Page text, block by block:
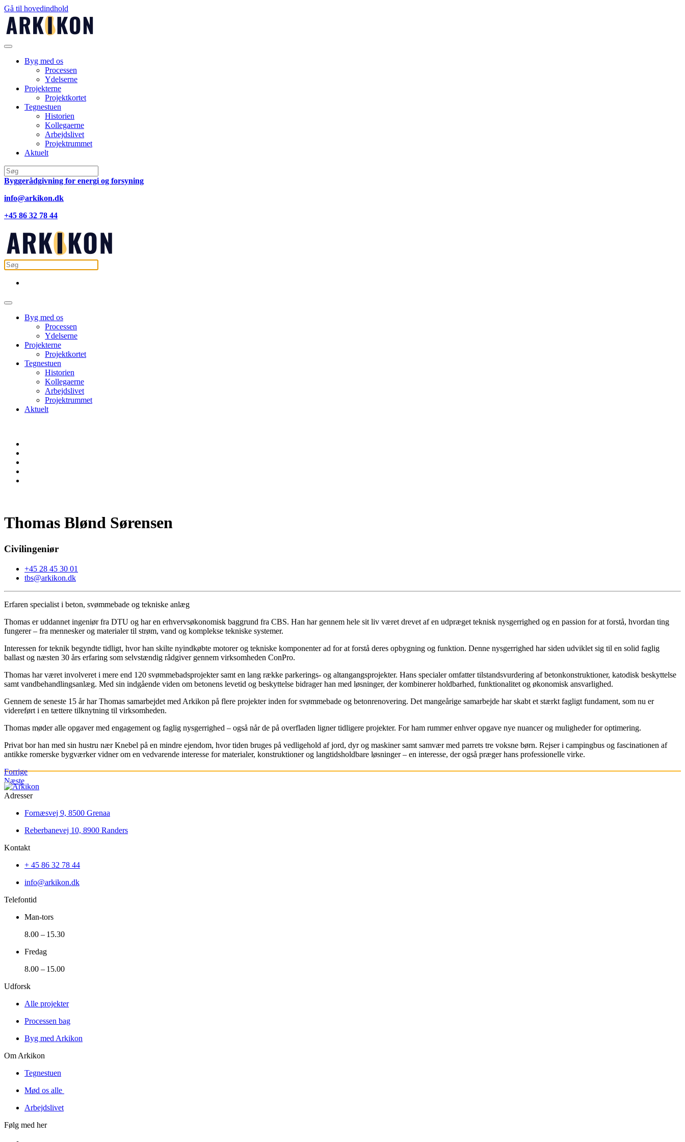
Gå til hovedindhold
Byg med os
Processen
Ydelserne
Projekterne
Projektkortet
Tegnestuen
Historien
Kollegaerne
Arbejdslivet
Projektrummet
Aktuelt
Byggerådgivning for energi og forsyning
info@arkikon.dk
+45 86 32 78 44
Byg med os
Processen
Ydelserne
Projekterne
Projektkortet
Tegnestuen
Historien
Kollegaerne
Arbejdslivet
Projektrummet
Aktuelt
Thomas Blønd Sørensen
Civilingeniør
+45 28 45 30 01
tbs@arkikon.dk
Erfaren specialist i beton, svømmebade og tekniske anlæg
Thomas er uddannet ingeniør fra DTU og har en erhvervsøkonomisk baggrund fra CBS. Han har gennem hele sit liv været drevet af en udpræget teknisk nysgerrighed og en passion for at forstå, hvordan ting
fungerer – fra mennesker og materialer til strøm, vand og komplekse tekniske systemer.
Interessen for teknik begyndte tidligt, hvor han skilte nyindkøbte motorer og tekniske komponenter ad for at forstå deres opbygning og funktion. Denne nysgerrighed har siden udviklet sig til en solid faglig
ballast og næsten 30 års erfaring som selvstændig rådgiver gennem virksomheden ConPro.
Thomas har været involveret i mere end 120 svømmebadsprojekter samt en lang række parkerings- og altangangsprojekter. Hans specialer omfatter tilstandsvurdering af betonkonstruktioner, katodisk beskyttelse
samt vandbehandlingsanlæg. Med sin indgående viden om betonens levetid og beskyttelse bidrager han med løsninger, der kombinerer holdbarhed, funktionalitet og økonomisk ansvarlighed.
Gennem de seneste 15 år har Thomas samarbejdet med Arkikon på flere projekter inden for svømmebade og betonrenovering. Det mangeårige samarbejde har skabt et stærkt fagligt fundament, som nu er
videreført i en tættere tilknytning til virksomheden.
Thomas møder alle opgaver med engagement og faglig nysgerrighed – også når de på overfladen ligner tidligere projekter. For ham rummer enhver opgave nye nuancer og muligheder for optimering.
Privat bor han med sin hustru nær Knebel på en mindre ejendom, hvor tiden bruges på vedligehold af jord, dyr og maskiner samt samvær med parrets tre voksne børn. Rejser i campingbus og fascinationen af
antikke romerske bygværker vidner om en vedvarende interesse for materialer, konstruktioner og langtidsholdbare løsninger – en interesse, der også præger hans professionelle virke.
Forrige
Næste
Adresser
Fornæsvej 9, 8500 Grenaa
Reberbanevej 10, 8900 Randers
Kontakt
+ 45 86 32 78 44
info@arkikon.dk
Telefontid
Man-tors
8.00 – 15.30
Fredag
8.00 – 15.00
Udforsk
Alle projekter
Processen bag
Byg med Arkikon
Om Arkikon
Tegnestuen
Mød os alle
Arbejdslivet
Følg med her